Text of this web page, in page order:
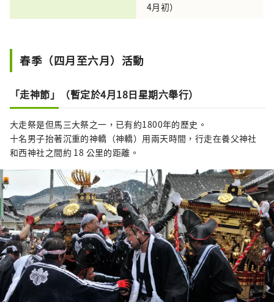
4月初）
春季（四月至六月）活動
「走神節」（暫定於4月18日星期六舉行）
大走祭是但馬三大祭之一，已有約1800年的歷史。
十名男子抬著沉重的神轎（神轎）用兩天時間，行走在養父神社
和西神社之間約 18 公里的距離。